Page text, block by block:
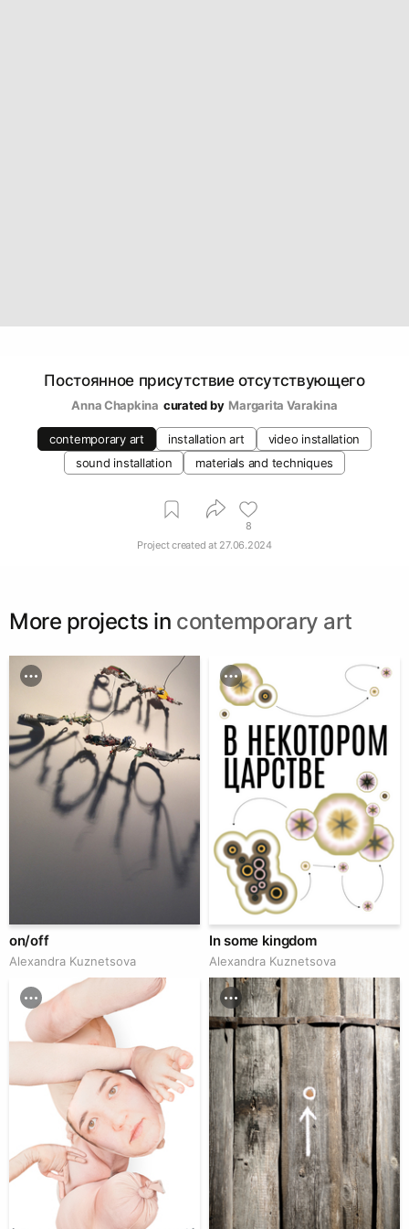
Постоянное присутствие отсутствующего
Anna Chapkina curated by Margarita Varakina
contemporary art installation art
video installation
sound installation
materials and techniques
8
Project created at 27.06.2024
More projects in contemporary art
on/off
Alexandra Kuznetsova
In some kingdom
Alexandra Kuznetsova